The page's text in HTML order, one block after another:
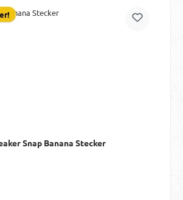
Snap Banana Stecker